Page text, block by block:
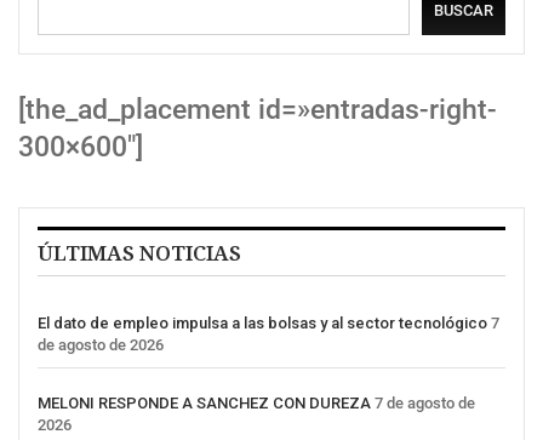
BUSCAR
[the_ad_placement id=»entradas-right-
300×600″]
ÚLTIMAS NOTICIAS
El dato de empleo impulsa a las bolsas y al sector tecnológico 7
de agosto de 2026
MELONI RESPONDE A SANCHEZ CON DUREZA 7 de agosto de
2026